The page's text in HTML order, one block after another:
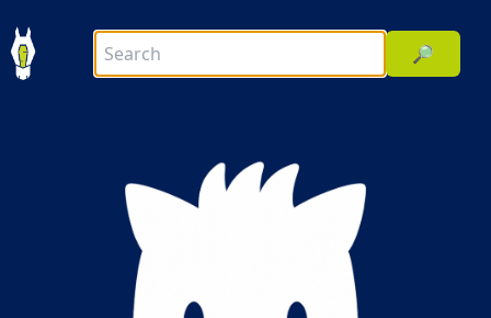
🔎